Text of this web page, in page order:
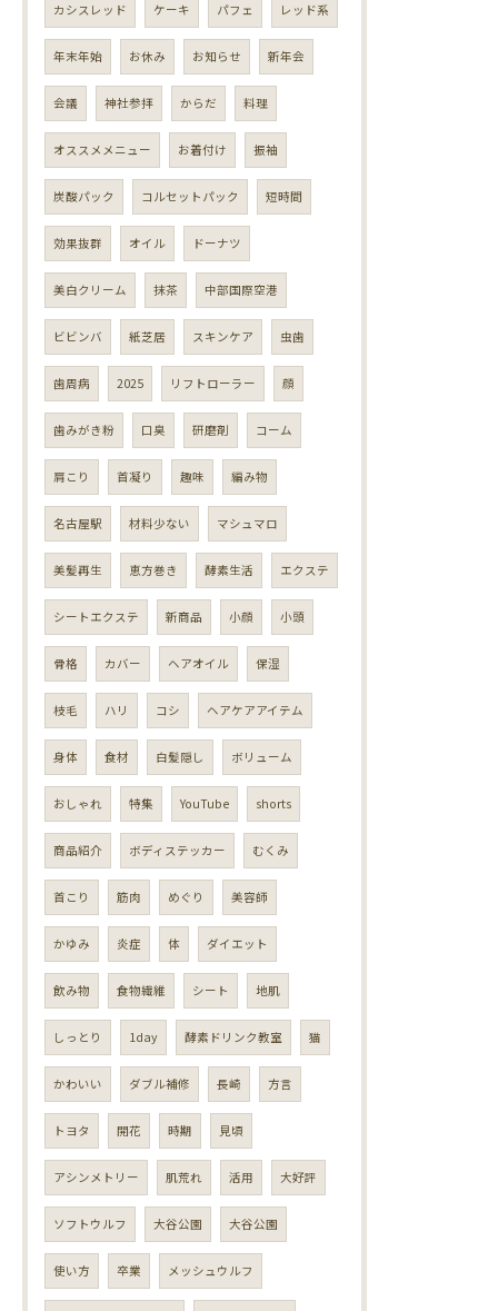
カシスレッド ケーキ パフェ レッド系
年末年始 お休み お知らせ 新年会
会議 神社参拝 からだ 料理
オススメメニュー お着付け 振袖
炭酸パック コルセットパック 短時間
効果抜群 オイル ドーナツ
美白クリーム 抹茶 中部国際空港
ビビンバ 紙芝居 スキンケア 虫歯
歯周病 2025 リフトローラー 顔
歯みがき粉 口臭 研磨剤 コーム
肩こり 首凝り 趣味 編み物
名古屋駅 材料少ない マシュマロ
美髪再生 恵方巻き 酵素生活 エクステ
シートエクステ 新商品 小顔 小頭
骨格 カバー ヘアオイル 保湿
枝毛 ハリ コシ ヘアケアアイテム
身体 食材 白髪隠し ボリューム
おしゃれ 特集 YouTube shorts
商品紹介 ボディステッカー むくみ
首こり 筋肉 めぐり 美容師
かゆみ 炎症 体 ダイエット
飲み物 食物繊維 シート 地肌
しっとり 1day 酵素ドリンク教室 猫
かわいい ダブル補修 長崎 方言
トヨタ 開花 時期 見頃
アシンメトリー 肌荒れ 活用 大好評
ソフトウルフ 大谷公園 大谷公園
使い方 卒業 メッシュウルフ